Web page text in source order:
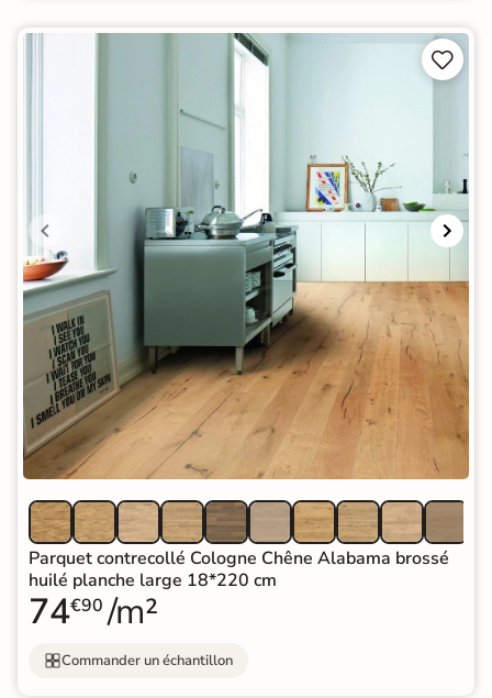


Parquet contrecollé Cologne Chêne Alabama brossé
huilé planche large 18*220 cm
74€90 /m²
Commander un échantillon